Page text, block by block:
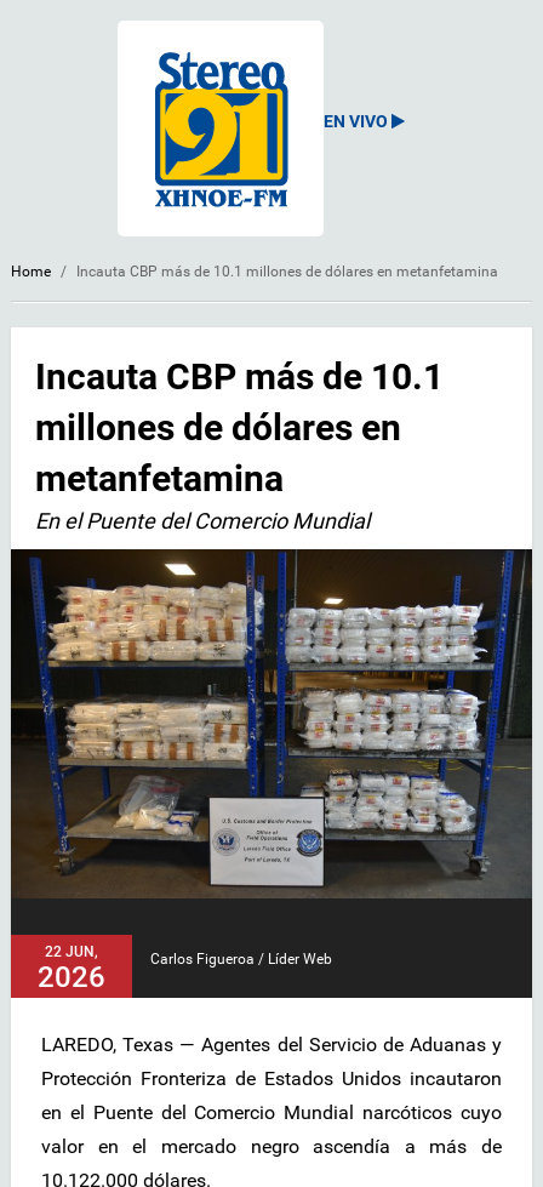
EN VIVO
Home / Incauta CBP más de 10.1 millones de dólares en metanfetamina
Incauta CBP más de 10.1
millones de dólares en
metanfetamina
En el Puente del Comercio Mundial
22 JUN,
2026
Carlos Figueroa / Líder Web
LAREDO, Texas — Agentes del Servicio de Aduanas y
Protección Fronteriza de Estados Unidos incautaron
en el Puente del Comercio Mundial narcóticos cuyo
valor en el mercado negro ascendía a más de
10.122.000 dólares.